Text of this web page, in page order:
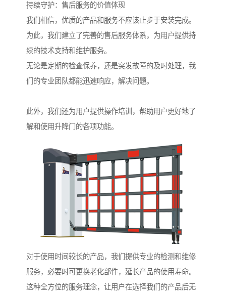
持续守护：售后服务的价值体现
我们相信，优质的产品和服务不应该止步于安装完成。
为此，我们建立了完善的售后服务体系，为用户提供持
续的技术支持和维护服务。
无论是定期的检查保养，还是突发故障的及时处理，我
们的专业团队都能迅速响应，解决问题。
此外，我们还为用户提供操作培训，帮助用户更好地了
解和使用升降门的各项功能。
对于使用时间较长的产品，我们提供专业的检测和维修
服务，必要时可更换老化部件，延长产品的使用寿命。
这种全方位的服务理念，让用户在选择我们的产品后无